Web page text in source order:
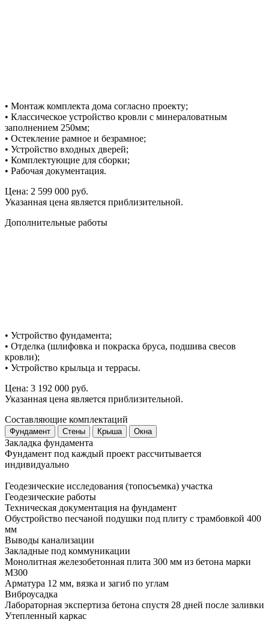
• Монтаж комплекта дома согласно проекту;
• Классическое устройство кровли с минераловатным
заполнением 250мм;
• Остекление рамное и безрамное;
• Устройство входных дверей;
• Комплектующие для сборки;
• Рабочая документация.
Цена: 2 599 000 руб.
Указанная цена является приблизительной.
Дополнительные работы
• Устройство фундамента;
• Отделка (шлифовка и покраска бруса, подшива свесов
кровли);
• Устройство крыльца и террасы.
Цена: 3 192 000 руб.
Указанная цена является приблизительной.
Составляющие комплектаций
Фундамент Стены Крыша Окна
Закладка фундамента
Фундамент под каждый проект рассчитывается
индивидуально
Геодезические исследования (топосъемка) участка
Геодезические работы
Техническая документация на фундамент
Обустройство песчаной подушки под плиту с трамбовкой 400
мм
Выводы канализации
Закладные под коммуникации
Монолитная железобетонная плита 300 мм из бетона марки
М300
Арматура 12 мм, вязка и загиб по углам
Виброусадка
Лабораторная экспертиза бетона спустя 28 дней после заливки
Утепленный каркас